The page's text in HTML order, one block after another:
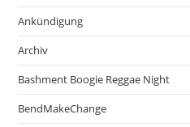
Ankündigung
Archiv
Bashment Boogie Reggae Night
BendMakeChange